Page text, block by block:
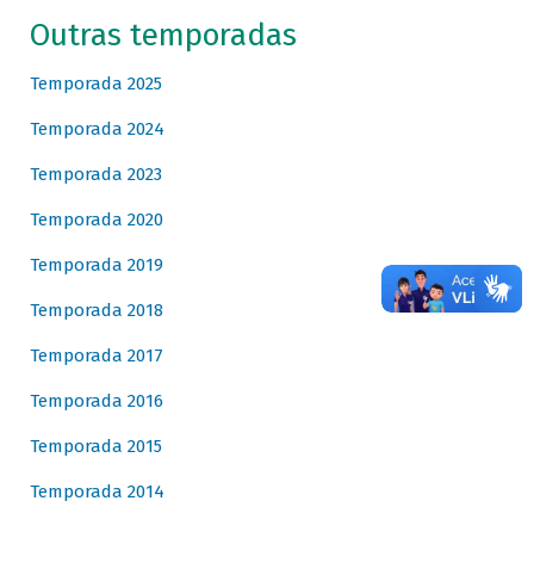
Outras temporadas
Temporada 2025
Temporada 2024
Temporada 2023
Temporada 2020
Temporada 2019
Temporada 2018
Temporada 2017
Temporada 2016
Temporada 2015
Temporada 2014